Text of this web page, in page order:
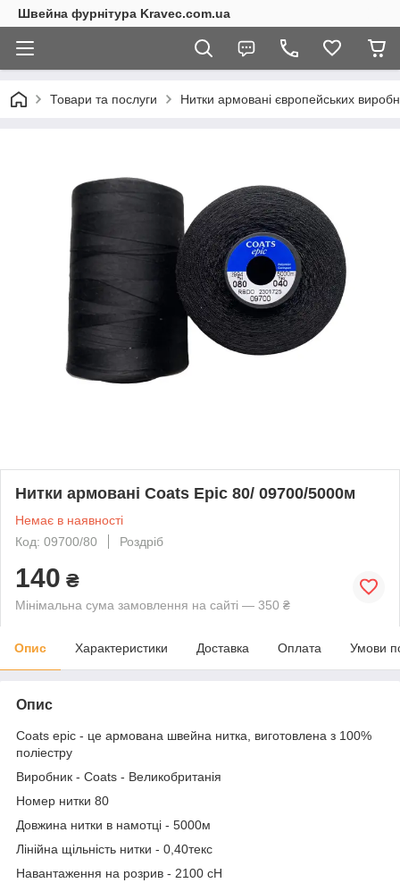
Швейна фурнітура Kravec.com.ua
Товари та послуги Нитки армовані європейських
Нитки армовані Coats Epic 80/ 09700/5000м
Немає в наявності
Код: 09700/80
Роздріб
140 ₴
Мінімальна сума замовлення на сайті — 350 ₴
Опис Характеристики Доставка Оплата Умови
Опис
Coats epic - це армована швейна нитка, виготовлена з 100%
поліестру
Виробник - Coats - Великобританія
Номер нитки 80
Довжина нитки в намотці - 5000м
Лінійна щільність нитки - 0,40текс
Навантаження на розрив - 2100 сН